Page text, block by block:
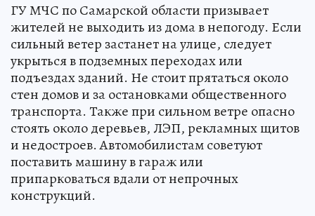
ГУ МЧС по Самарской области призывает
жителей не выходить из дома в непогоду. Если
сильный ветер застанет на улице, следует
укрыться в подземных переходах или
подъездах зданий. Не стоит прятаться около
стен домов и за остановками общественного
транспорта. Также при сильном ветре опасно
стоять около деревьев, ЛЭП, рекламных щитов
и недостроев. Автомобилистам советуют
поставить машину в гараж или
припарковаться вдали от непрочных
конструкций.